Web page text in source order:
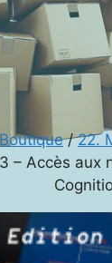
Boutique/22.
– Accès aux